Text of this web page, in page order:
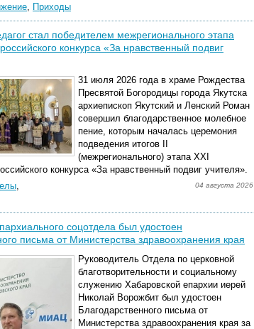
, Приходы
стал победителем межрегионального этапа
конкурса «За нравственный подвиг
31 июля 2026 года в храме Рождества
Пресвятой Богородицы города Якутска
архиепископ Якутский и Ленский Роман
совершил благодарственное молебное
пение, которым началась церемония
подведения итогов II
(межрегионального) этапа XXI
конкурса «За нравственный подвиг учителя».
04 августа 2026
,
соцотдела был удостоен
письма от Министерства здравоохранения края
Руководитель Отдела по церковной
благотворительности и социальному
служению Хабаровской епархии иерей
Николай Ворожбит был удостоен
Благодарственного письма от
Министерства здравоохранения края за